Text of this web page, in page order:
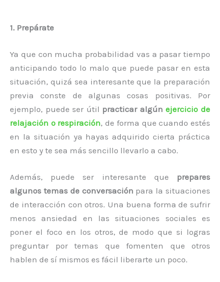
1. Prepárate
Ya que con mucha probabilidad vas a pasar tiempo
anticipando todo lo malo que puede pasar en esta
situación, quizá sea interesante que la preparación
previa conste de algunas cosas positivas. Por
ejemplo, puede ser útil practicar algúnejercicio de
relajación o respiración, de forma que cuando estés
en la situación ya hayas adquirido cierta práctica
en esto y te sea más sencillo llevarlo a cabo.
Además, puede ser interesante que prepares
algunos temas de conversación para la situaciones
de interacción con otros. Una buena forma de sufrir
menos ansiedad en las situaciones sociales es
poner el foco en los otros, de modo que si logras
preguntar por temas que fomenten que otros
hablen de sí mismos es fácil liberarte un poco.